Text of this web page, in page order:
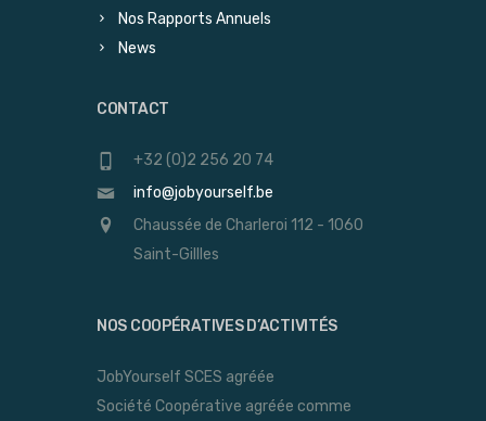
Nos Rapports Annuels
News
CONTACT
+32 (0)2 256 20 74
info@jobyourself.be
Chaussée de Charleroi 112 - 1060
Saint-Gillles
NOS COOPÉRATIVES D’ACTIVITÉS
JobYourself SCES agréée
Société Coopérative agréée comme